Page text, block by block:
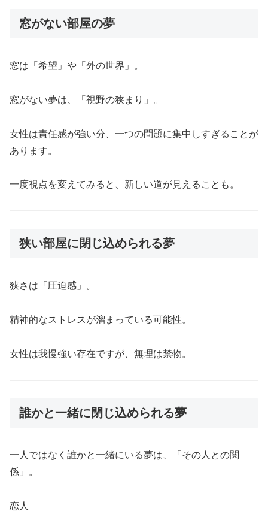
窓がない部屋の夢
窓は「希望」や「外の世界」。
窓がない夢は、「視野の狭まり」。
女性は責任感が強い分、一つの問題に集中しすぎることが
あります。
一度視点を変えてみると、新しい道が見えることも。
狭い部屋に閉じ込められる夢
狭さは「圧迫感」。
精神的なストレスが溜まっている可能性。
女性は我慢強い存在ですが、無理は禁物。
誰かと一緒に閉じ込められる夢
一人ではなく誰かと一緒にいる夢は、「その人との関
係」。
恋人